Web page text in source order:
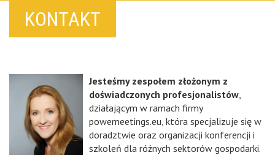
KONTAKT
Jesteśmy zespołem złożonym z
doświadczonych profesjonalistów
działającym w ramach firmy
powemeetings.eu, która specjalizuje się w
doradztwie oraz organizacji konferencji i
szkoleń dla różnych sektorów gospodarki.